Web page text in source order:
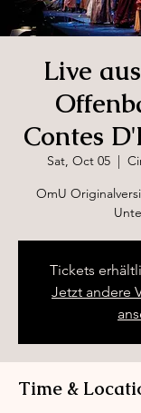
Live
Contes
Sat, Oct 05
  |
OmU
Tickets
Jetzt andere
Time &